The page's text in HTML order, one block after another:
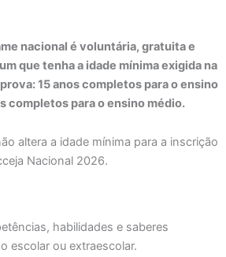
nacional é voluntária, gratuita e
que tenha a idade mínima exigida na
15 anos completos para o ensino
completos para o ensino médio.
altera a idade mínima para a inscrição
Nacional 2026.
habilidades e saberes
escolar ou extraescolar.